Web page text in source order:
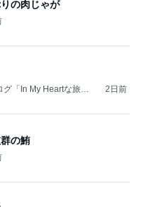
の肉じゃが
「In My Heartな旅日
2日前
の鮪